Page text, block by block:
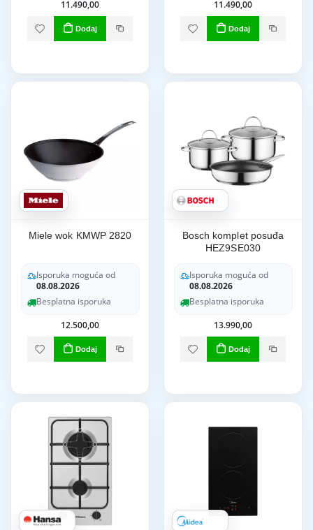
11.490,00
Dodaj
11.490,00
Dodaj
Miele wok KMWP 2820
Isporuka moguća od
08.08.2026
Besplatna isporuka
12.500,00
Dodaj
Bosch komplet posuđa
HEZ9SE030
Isporuka moguća od
08.08.2026
Besplatna isporuka
13.990,00
Dodaj